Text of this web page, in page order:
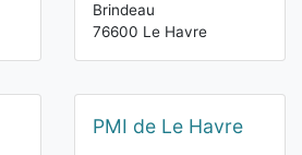
Brindeau
76600 Le Havre
PMI de Le Havre